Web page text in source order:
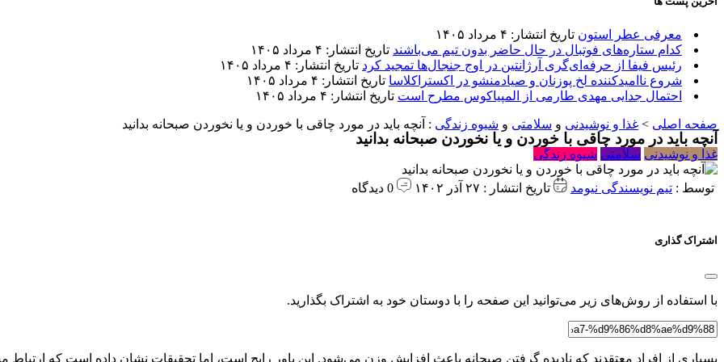
معرفی عطر استون تاریخ انتشار: ۴ مرداد ۱۴۰۵
کدام ستاره‌های فوتبال در حال حاضر بدون تیم می‌باشند تاریخ انتشار: ۴ مرداد ۱۴۰۵
رئیس فیفا از حرفه‌ای‌گری آرژانتین در اوج جنجال‌ها تمجید کرد تاریخ انتشار: ۴ مرداد ۱۴۰۵
شروع ناامیدکننده لخ پوزنان و صیادمنشو در اکستراکلاسا تاریخ انتشار: ۴ مرداد ۱۴۰۵
احتمال جدایی مهدی طارمی از المپیاکوس مطرح است تاریخ انتشار: ۴ مرداد ۱۴۰۵
صفحه اصلی > غذا و نوشیدنی و سلامتی و شیوه زندگی : آنچه باید در مورد چاقی با خوردن و یا نخوردن صبحانه بدانید
آنچه باید در مورد چاقی با خوردن و یا نخوردن صبحانه بدانید
غذا و نوشیدنی سلامتی شیوه زندگی
توسط : تیم نویسندگی نیومد تاریخ انتشار : ۲۷ آذر ۱۴۰۲
اشتراک گذاری
با استفاده از روش‌های زیر می‌توانید این صفحه را با دوستان خود به اشتراک بگذارید.
بسیاری از افراد معتقدند که نادیده گرفتن صبحانه باعث افزایش وزن می‌شود. این باور رایج است، اما تحقیقات نشان داده است که